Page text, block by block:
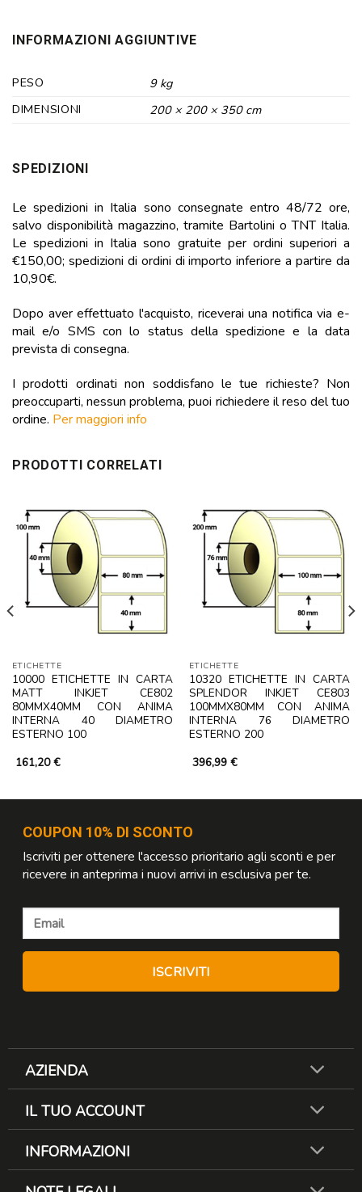
INFORMAZIONI AGGIUNTIVE
PESO
9 kg
DIMENSIONI
200 × 200 × 350 cm
SPEDIZIONI
Le spedizioni in Italia sono consegnate entro 48/72 ore,
salvo disponibilità magazzino, tramite Bartolini o TNT Italia.
Le spedizioni in Italia sono gratuite per ordini superiori a
€150,00; spedizioni di ordini di importo inferiore a partire da
10,90€.
Dopo aver effettuato l'acquisto, riceverai una notifica via e-
mail e/o SMS con lo status della spedizione e la data
prevista di consegna.
I prodotti ordinati non soddisfano le tue richieste? Non
preoccuparti, nessun problema, puoi richiedere il reso del tuo
ordine. Per maggiori info
PRODOTTI CORRELATI
ETICHETTE
10000 ETICHETTE IN CARTA
MATT INKJET CE802
80MMX40MM CON ANIMA
INTERNA 40 DIAMETRO
ESTERNO 100
161,20€
ETICHETTE
10320 ETICHETTE IN CARTA
SPLENDOR INKJET CE803
100MMX80MM CON ANIMA
INTERNA 76 DIAMETRO
ESTERNO 200
396,99 €
COUPON 10% DI SCONTO
Iscriviti per ottenere l'accesso prioritario agli sconti e per
ricevere in anteprima i nuovi arrivi in esclusiva per te.
AZIENDA
IL TUO ACCOUNT
INFORMAZIONI